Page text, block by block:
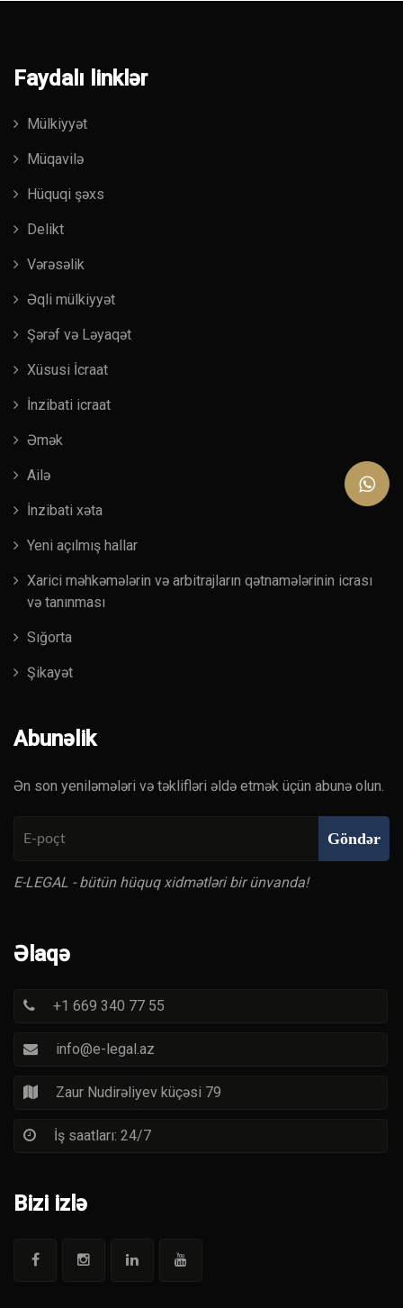
Faydalı linklər
Mülkiyyət
Müqavilə
Hüquqi şəxs
Delikt
Vərəsəlik
Əqli mülkiyyət
Şərəf və Ləyaqət
Xüsusi İcraat
İnzibati icraat
Əmək
Ailə
İnzibati xəta
Yeni açılmış hallar
Xarici məhkəmələrin və arbitrajların qətnamələrinin icrası
və tanınması
Sığorta
Şikayət
Abunəlik
Ən son yeniləmələri və təklifləri əldə etmək üçün abunə olun.
Göndər
E-LEGAL - bütün hüquq xidmətləri bir ünvanda!
Əlaqə
+1 669 340 77 55
info@e-legal.az
Zaur Nudirəliyev küçəsi 79
İş saatları: 24/7
Bizi izlə